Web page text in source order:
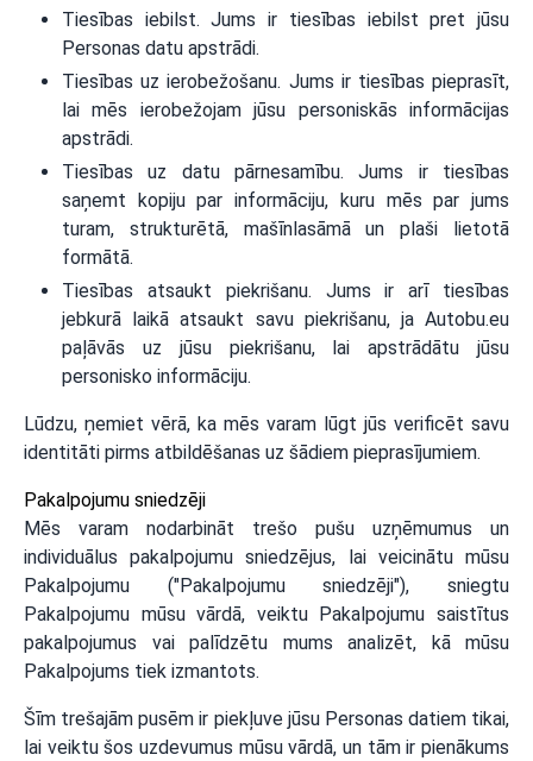
Tiesības iebilst. Jums ir tiesības iebilst pret jūsu
Personas datu apstrādi.
Tiesības uz ierobežošanu. Jums ir tiesības pieprasīt,
lai mēs ierobežojam jūsu personiskās informācijas
apstrādi.
Tiesības uz datu pārnesamību. Jums ir tiesības
saņemt kopiju par informāciju, kuru mēs par jums
turam, strukturētā, mašīnlasāmā un plaši lietotā
formātā.
Tiesības atsaukt piekrišanu. Jums ir arī tiesības
jebkurā laikā atsaukt savu piekrišanu, ja Autobu.eu
paļāvās uz jūsu piekrišanu, lai apstrādātu jūsu
personisko informāciju.
Lūdzu, ņemiet vērā, ka mēs varam lūgt jūs verificēt savu
identitāti pirms atbildēšanas uz šādiem pieprasījumiem.
Pakalpojumu sniedzēji
Mēs varam nodarbināt trešo pušu uzņēmumus un
individuālus pakalpojumu sniedzējus, lai veicinātu mūsu
Pakalpojumu ("Pakalpojumu sniedzēji"), sniegtu
Pakalpojumu mūsu vārdā, veiktu Pakalpojumu saistītus
pakalpojumus vai palīdzētu mums analizēt, kā mūsu
Pakalpojums tiek izmantots.
Šīm trešajām pusēm ir piekļuve jūsu Personas datiem tikai,
lai veiktu šos uzdevumus mūsu vārdā, un tām ir pienākums